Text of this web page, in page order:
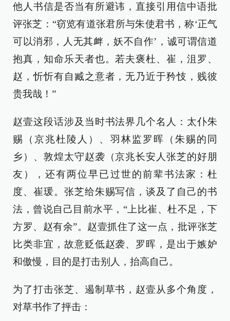
他人书信是否当有所避讳，直接引用信中语批
评张芝：“窃览有道张君所与朱使君书，称‘正气
可以消邪，人无其衅，妖不自作’，诚可谓信道
抱真，知命乐天者也。若夫褒杜、崔，沮罗、
赵，忻忻有自臧之意者，无乃近于矜忮，贱彼
贵我哉！”
赵壹这段话涉及当时书法界几个名人：太仆朱
赐（京兆杜陵人）、羽林监罗晖（朱赐的同
乡）、敦煌太守赵袭（京兆长安人张芝的好朋
友），还有两位早已过世的前辈书法家：杜
度、崔瑗。张芝给朱赐写信，谈及了自己的书
法，曾说自己目前水平，“上比崔、杜不足，下
方罗、赵有余”。赵壹抓住了这一点，批评张芝
比类非宜，故意贬低赵袭、罗晖，是出于嫉妒
和傲慢，目的是打击别人，抬高自己。
为了打击张芝、遏制草书，赵壹从多个角度，
对草书作了抨击：